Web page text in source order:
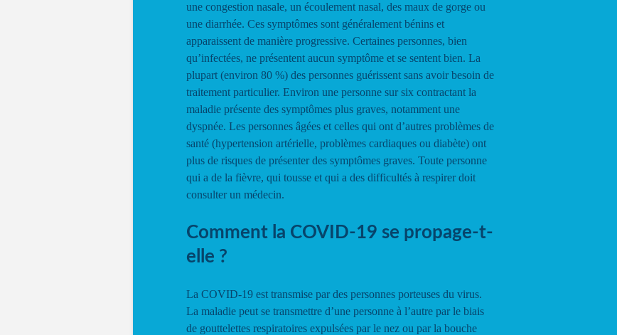
une congestion nasale, un écoulement nasal, des maux de gorge ou
une diarrhée. Ces symptômes sont généralement bénins et
apparaissent de manière progressive. Certaines personnes, bien
qu’infectées, ne présentent aucun symptôme et se sentent bien. La
plupart (environ 80 %) des personnes guérissent sans avoir besoin de
traitement particulier. Environ une personne sur six contractant la
maladie présente des symptômes plus graves, notamment une
dyspnée. Les personnes âgées et celles qui ont d’autres problèmes de
santé (hypertension artérielle, problèmes cardiaques ou diabète) ont
plus de risques de présenter des symptômes graves. Toute personne
qui a de la fièvre, qui tousse et qui a des difficultés à respirer doit
consulter un médecin.
Comment la COVID-19 se propage-t-
elle ?
La COVID-19 est transmise par des personnes porteuses du virus.
La maladie peut se transmettre d’une personne à l’autre par le biais
de gouttelettes respiratoires expulsées par le nez ou par la bouche